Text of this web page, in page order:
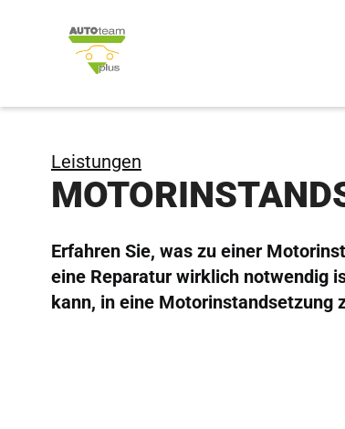
Leistungen
Erfahren Sie, was zu einer
eine Reparatur wirklich notwendig
kann, in eine Motorinstandsetzung